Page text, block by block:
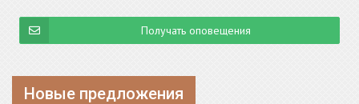
Получать оповещения
Новые предложения